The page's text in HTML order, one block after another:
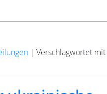
| Verschlagwortet mit